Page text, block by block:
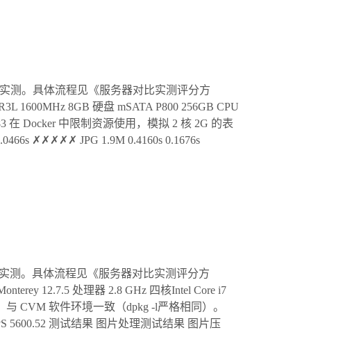
测。具体流程见《服务器对比实测评分方
1600MHz 8GB 硬盘 mSATA P800 256GB CPU
在 Docker 中限制资源使用，模拟 2 核 2G 的表
✗✗✗✗✗ JPG 1.9M 0.4160s 0.1676s
测。具体流程见《服务器对比实测评分方
12.7.5 处理器 2.8 GHz 四核Intel Core i7
与 CVM 软件环境一致（dpkg -l严格相同）。
5600.52 测试结果 图片处理测试结果 图片压